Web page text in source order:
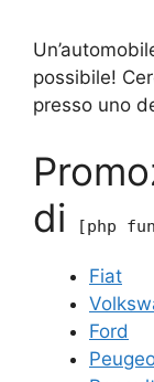
possibile!
presso uno
di
[php
Fiat
Ford